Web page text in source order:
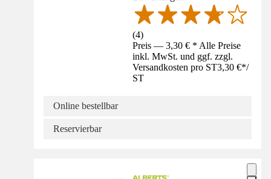
(4)
Preis — 3,30 € * Alle Preise
inkl. MwSt. und ggf. zzgl.
Versandkosten pro ST3,30 €*/
ST
Online bestellbar
Reservierbar